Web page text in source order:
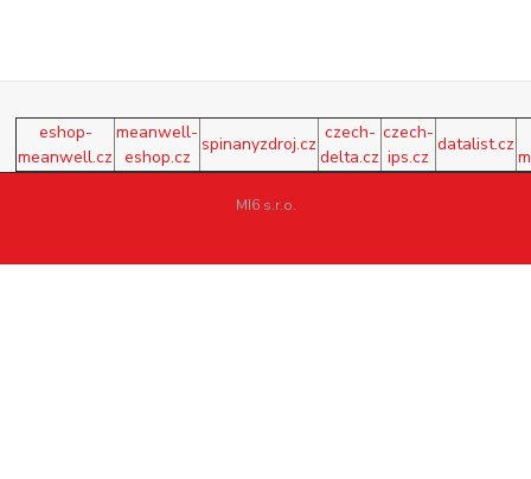
eshop-
meanwell.cz
meanwell-
eshop.cz
spinanyzdroj.cz
czech-
delta.cz
czech-
ips.cz
datalist.cz
MI6 s.r.o.